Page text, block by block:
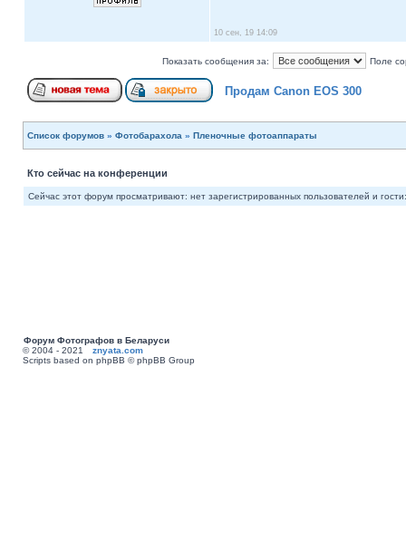
10 сен, 19 14:09
Показать сообщения за: Поле
Продам Canon EOS 300
Список форумов » Фотобарахола » Пленочные фотоаппараты
Кто сейчас на конференции
Сейчас этот форум просматривают: нет зарегистрированных пользователей и
Форум Фотографов в Беларуси
© 2004 - 2021 znyata.com
Scripts based on phpBB © phpBB Group